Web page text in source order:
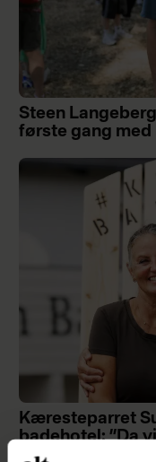
Steen
første gang med
Kæresteparret
badehotel: ”Da